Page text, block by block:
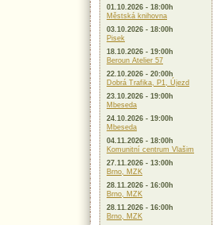
01.10.2026 - 18:00h
Městská knihovna
03.10.2026 - 18:00h
Pisek
18.10.2026 - 19:00h
Beroun Atelier 57
22.10.2026 - 20:00h
Dobrá Trafika, P1, Újezd
23.10.2026 - 19:00h
Mbeseda
24.10.2026 - 19:00h
Mbeseda
04.11.2026 - 18:00h
Komunitní centrum Vlašim
27.11.2026 - 13:00h
Brno, MZK
28.11.2026 - 16:00h
Brno, MZK
28.11.2026 - 16:00h
Brno, MZK